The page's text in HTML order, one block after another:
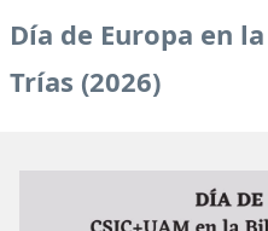
Main
Día de Europa en
Trías (2026)